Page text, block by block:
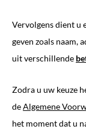
Vervolgens dient u
geven zoals naam,
uit verschillende
Zodra u uw keuze
deAlgemene
het moment dat u